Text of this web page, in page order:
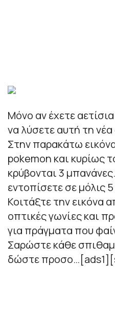
Μόνο αν έχετε
να λύσετε αυτή τη
Στην παρακάτω
pokemon και κυρίως
κρύβονται 3
εντοπίσετε σε μόλις
Κοιτάξτε την εικόνα
οπτικές γωνίες και
για πράγματα που
Σαρώστε κάθε
δώστε